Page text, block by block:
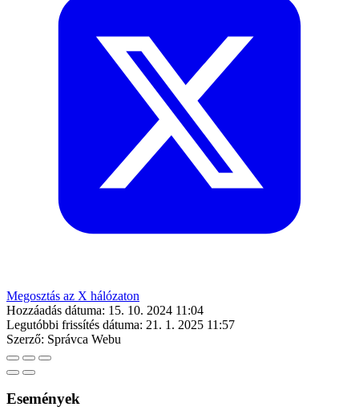
Megosztás az X hálózaton
Hozzáadás dátuma: 15. 10. 2024 11:04
Legutóbbi frissítés dátuma: 21. 1. 2025 11:57
Szerző: Správca Webu
Események